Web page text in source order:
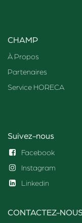
CHAMP
À Propos
Partenaires
Service HORECA
Suivez-nous
Facebook
Instagram
Linkedin
CONTACTEZ-